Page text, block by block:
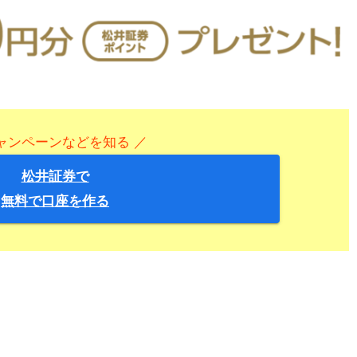
ンペーンなどを知る ／
松井証券で
無料で口座を作る